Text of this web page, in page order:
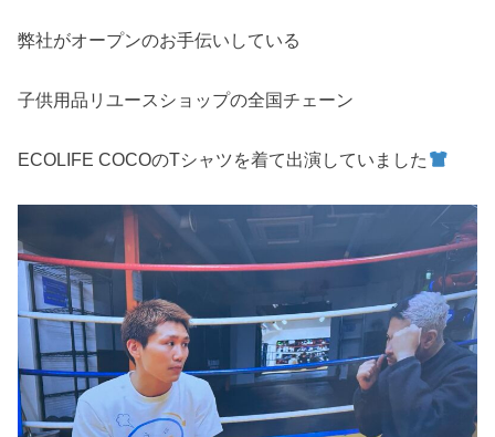
弊社がオープンのお手伝いしている
子供用品リユースショップの全国チェーン
ECOLIFE COCOのTシャツを着て出演していました